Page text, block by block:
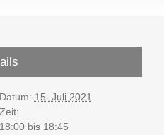
Datum: 15. Juli 2021
Zeit:
18:00 bis 18:45